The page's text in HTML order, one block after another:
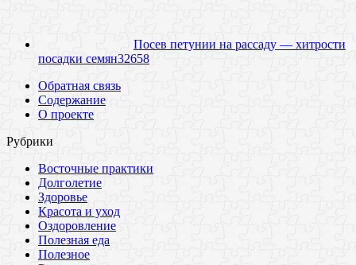
Посев петунии на рассаду — хитрости
посадки семян32658
Обратная связь
Содержание
О проекте
Рубрики
Восточные практики
Долголетие
Здоровье
Красота и уход
Оздоровление
Полезная еда
Полезное